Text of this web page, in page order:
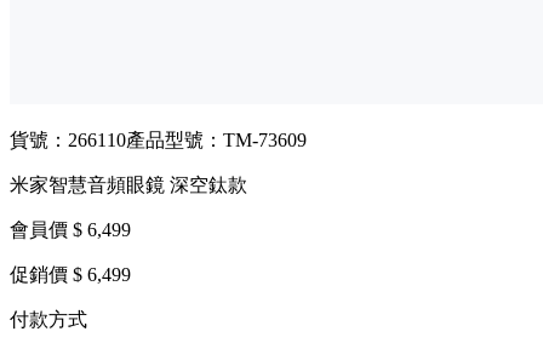
貨號：266110產品型號：TM-73609
米家智慧音頻眼鏡 深空鈦款
會員價 $ 6,499
促銷價 $ 6,499
付款方式